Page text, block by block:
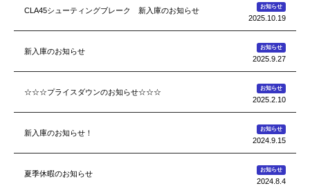
CLA45シューティングブレーク 新入庫のお知らせ お知らせ
2025.10.19
新入庫のお知らせ お知らせ
2025.9.27
☆☆☆プライスダウンのお知らせ☆☆☆ お知らせ
2025.2.10
新入庫のお知らせ！ お知らせ
2024.9.15
夏季休暇のお知らせ お知らせ
2024.8.4